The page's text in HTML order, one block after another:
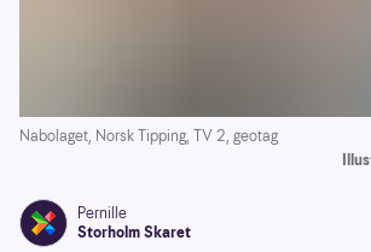
Nabolaget, Norsk Tipping, TV 2, geotag
Pernille
Storholm Skaret